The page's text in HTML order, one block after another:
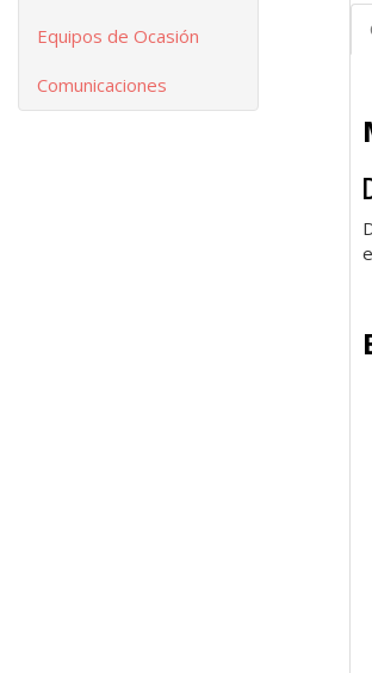
Equipos de Ocasión
Comunicaciones